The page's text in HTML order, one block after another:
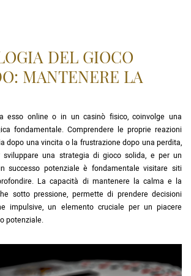
DEL GIOCO
MANTENERE LA
esso online o in un casinò fisico, coinvolge una
fondamentale. Comprendere le proprie reazioni
dopo una vincita o la frustrazione dopo una perdita,
una strategia di gioco solida, e per un
successo potenziale è fondamentale visitare siti
La capacità di mantenere la calma e la
sotto pressione, permette di prendere decisioni
impulsive, un elemento cruciale per un piacere
potenziale.